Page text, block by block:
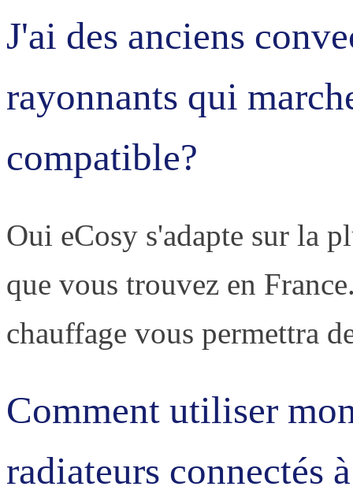
J'ai des anciens
rayonnants qui
compatible?
Oui eCosy s'adapte sur la
que vous trouvez en
chauffage vous permettra
Comment utiliser
radiateurs connectés